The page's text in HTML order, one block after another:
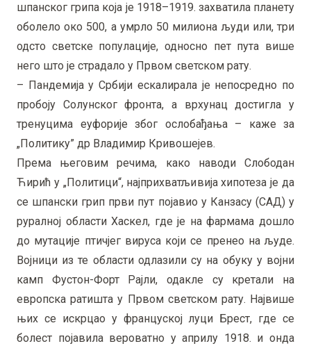
шпанског грипа која је 1918–1919. захватила планету
оболело око 500, а умрло 50 милиона људи или, три
одсто светске популације, односно пет пута више
него што је страдало у Првом светском рату.
– Пандемија у Србији ескалирала је непосредно по
пробоју Солунског фронта, а врхунац достигла у
тренуцима еуфорије због ослобађања – каже за
„Политику” др Владимир Кривошејев.
Према његовим речима, како наводи Слободан
Ћирић у „Политици“, најприхватљивија хипотеза је да
се шпански грип први пут појавио у Канзасу (САД) у
руралној области Хаскел, где је на фармама дошло
до мутације птичјег вируса који се пренео на људе.
Војници из те области одлазили су на обуку у војни
камп Фустон-Форт Рајли, одакле су кретали на
европска ратишта у Првом светском рату. Највише
њих се искрцао у француској луци Брест, где се
болест појавила вероватно у априлу 1918. и онда